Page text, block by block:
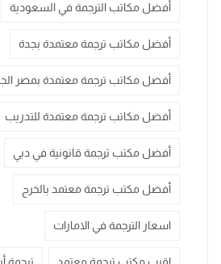
أفضل مكاتب الترجمة في السعودية
أفضل مكاتب ترجمة معتمدة بجدة
أفضل مكاتب ترجمة معتمدة بمصر
أفضل مكاتب ترجمة معتمدة للتدريب
أفضل مكتب ترجمة قانونية في دبي
أفضل مكتب ترجمة معتمد بالخرج
اسعار الترجمة في الامارات